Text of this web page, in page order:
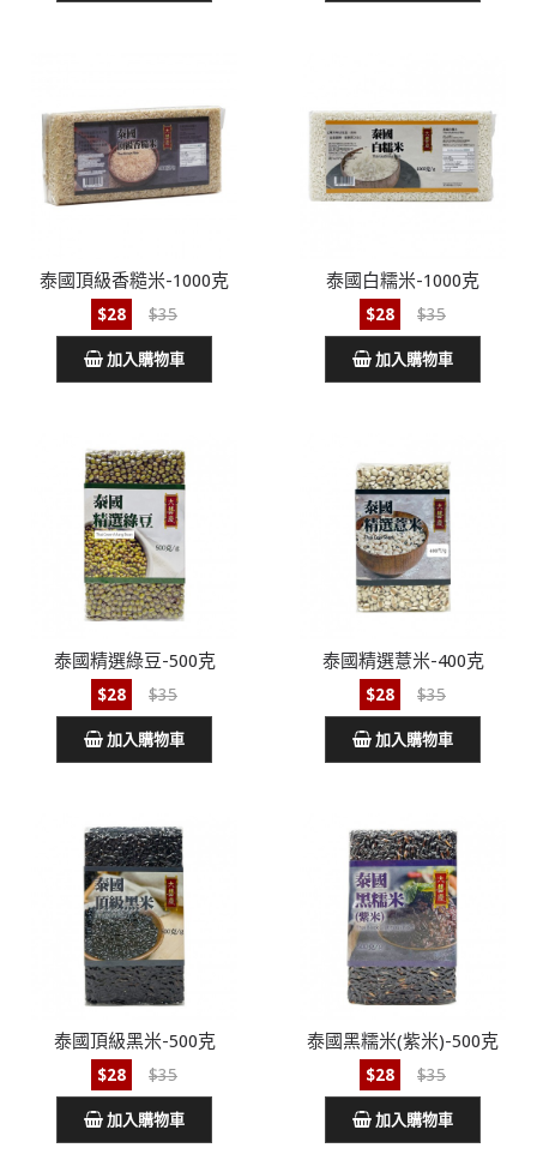
泰國頂級香糙米-1000克
$28 $35
加入購物車
泰國白糯米-1000克
$28 $35
加入購物車
泰國精選綠豆-500克
$28 $35
加入購物車
泰國精選薏米-400克
$28 $35
加入購物車
泰國頂級黑米-500克
$28 $35
加入購物車
泰國黑糯米(紫米)-500克
$28 $35
加入購物車